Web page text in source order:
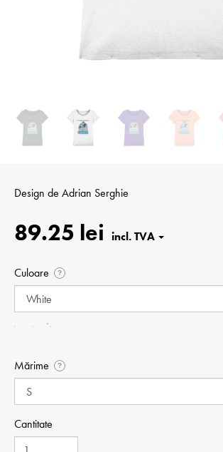
Design de Adrian Serghie
89.25 lei
Culoare ?
Mărime ?
Cantitate